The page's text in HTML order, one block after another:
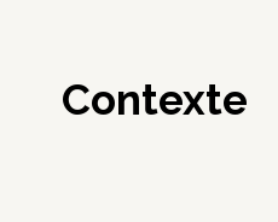
Contexte